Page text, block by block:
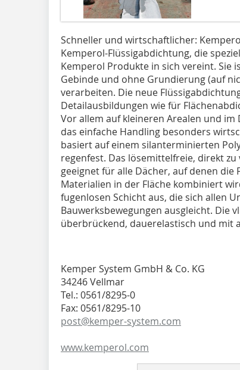
Schneller und wirtschaftlicher:
Kemperol-Flüssigabdichtung, die
Kemperol Produkte in sich vereint. Sie
Gebinde und ohne Grundierung (auf
verarbeiten. Die neue
Detailausbildungen wie für
Vor allem auf kleineren Arealen und
das einfache Handling besonders
basiert auf einem silanterminierten
regenfest. Das lösemittelfreie, direkt
geeignet für alle Dächer, auf denen
Materialien in der Fläche kombiniert
fugenlosen Schicht aus, die sich allen
Bauwerksbewegungen ausgleicht. Die
überbrückend, dauerelastisch und mit
Kemper System GmbH & Co. KG
34246 Vellmar
Tel.: 0561/8295-0
Fax: 0561/8295-10
post@kemper-system.com
www.kemperol.com